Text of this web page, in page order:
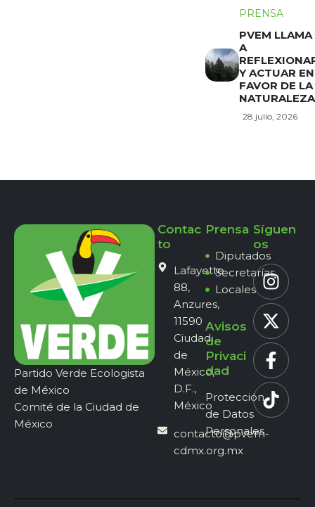
PRENSA
PVEM LLAMA
A
Y ACTUAR EN
FAVOR DE LA
NATURALEZA
28 julio, 2026
Partido Verde Ecologista
de México
Comité de la Ciudad de
México
Contac
to
Lafayette
88,
Anzures,
11590
Ciudad
de
México,
D.F.,
México
contacto@pvem-
cdmx.org.mx
Prensa
Diputados
Secretarías
Locales
Avisos
de
Privaci
dad
Protección
de Datos
Personales
Síguen
os